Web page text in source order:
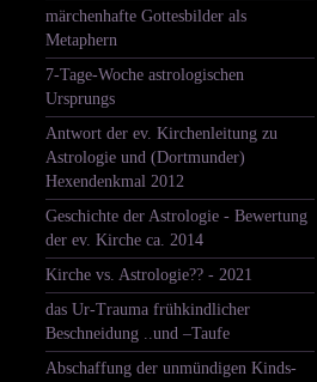
märchenhafte Gottesbilder als
Metaphern
7-Tage-Woche astrologischen
Ursprungs
Antwort der ev. Kirchenleitung zu
Astrologie und (Dortmunder)
Hexendenkmal 2012
Geschichte der Astrologie - Bewertung
der ev. Kirche ca. 2014
Kirche vs. Astrologie?? - 2021
das Ur-Trauma frühkindlicher
Beschneidung ..und –Taufe
Abschaffung der unmündigen Kinds-